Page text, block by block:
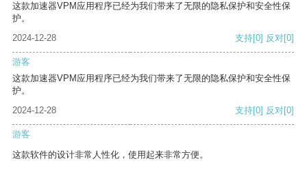
这款加速器VPM应用程序已经为我们带来了无限的隐私保护和安全性保
护。
2024-12-28
支持[0] 反对[0]
游客
这款加速器VPM应用程序已经为我们带来了无限的隐私保护和安全性保
护。
2024-12-28
支持[0] 反对[0]
游客
这款软件的设计非常人性化，使用起来非常方便。